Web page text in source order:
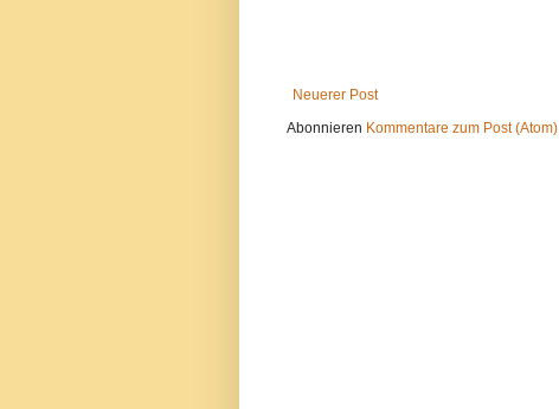
Neuerer Post
Abonnieren Kommentare zum Post (Atom)